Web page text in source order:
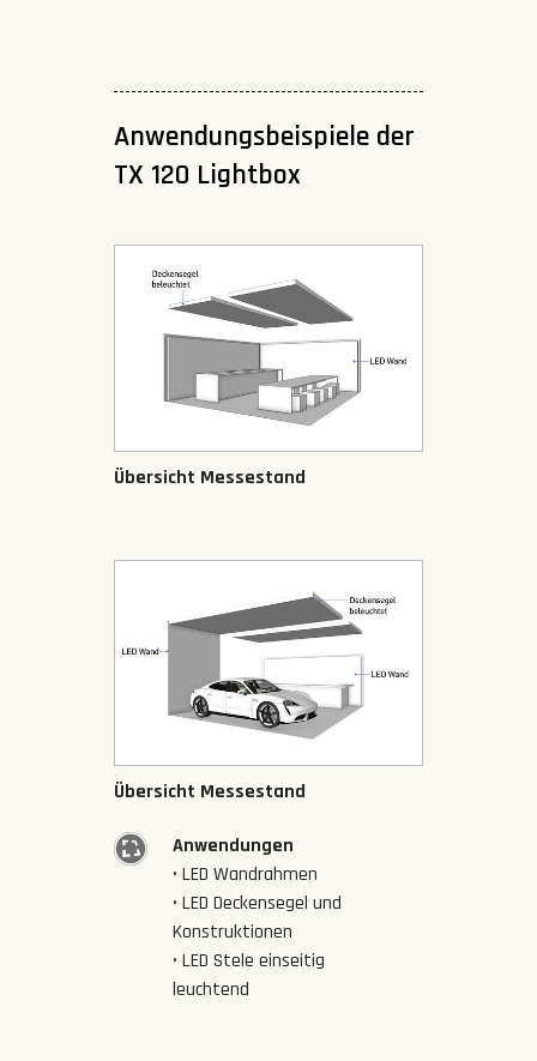
Anwendungsbeispiele der
TX 120 Lightbox
Übersicht Messestand
Übersicht Messestand
Anwendungen
• LED Wandrahmen
• LED Deckensegel und
Konstruktionen
• LED Stele einseitig
leuchtend